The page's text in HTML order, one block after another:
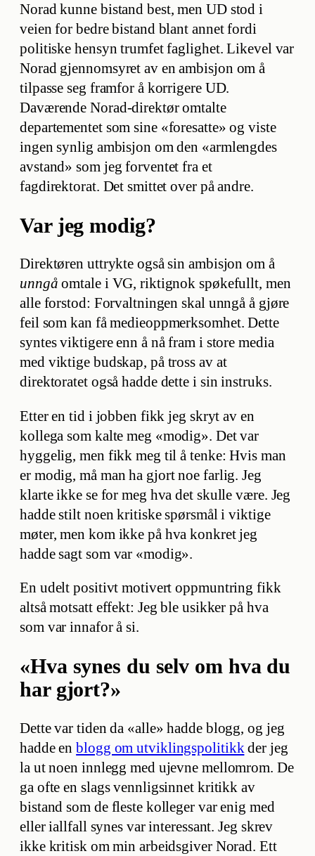
Norad kunne bistand best, men UD stod i
veien for bedre bistand blant annet fordi
politiske hensyn trumfet faglighet. Likevel var
Norad gjennomsyret av en ambisjon om å
tilpasse seg framfor å korrigere UD.
Daværende Norad-direktør omtalte
departementet som sine «foresatte» og viste
ingen synlig ambisjon om den «armlengdes
avstand» som jeg forventet fra et
fagdirektorat. Det smittet over på andre.
Var jeg modig?
Direktøren uttrykte også sin ambisjon om å
unngå omtale i VG, riktignok spøkefullt, men
alle forstod: Forvaltningen skal unngå å gjøre
feil som kan få medieoppmerksomhet. Dette
syntes viktigere enn å nå fram i store media
med viktige budskap, på tross av at
direktoratet også hadde dette i sin instruks.
Etter en tid i jobben fikk jeg skryt av en
kollega som kalte meg «modig». Det var
hyggelig, men fikk meg til å tenke: Hvis man
er modig, må man ha gjort noe farlig. Jeg
klarte ikke se for meg hva det skulle være. Jeg
hadde stilt noen kritiske spørsmål i viktige
møter, men kom ikke på hva konkret jeg
hadde sagt som var «modig».
En udelt positivt motivert oppmuntring fikk
altså motsatt effekt: Jeg ble usikker på hva
som var innafor å si.
«Hva synes du selv om hva du
har gjort?»
Dette var tiden da «alle» hadde blogg, og jeg
hadde enblogg om utviklingspolitikk der jeg
la ut noen innlegg med ujevne mellomrom. De
ga ofte en slags vennligsinnet kritikk av
bistand som de fleste kolleger var enig med
eller iallfall synes var interessant. Jeg skrev
ikke kritisk om min arbeidsgiver Norad. Ett